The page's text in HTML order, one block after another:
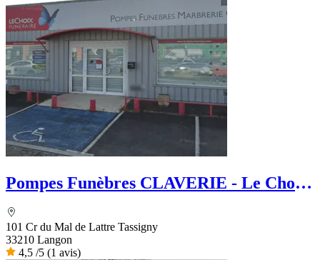
Pompes Funèbres CLAVERIE - Le Choix
101 Cr du Mal de Lattre Tassigny
33210 Langon
4,5 /5 (1 avis)